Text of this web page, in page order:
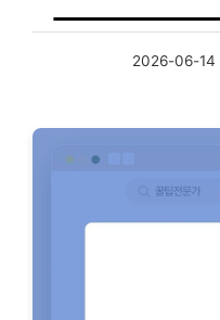
2026-06-14